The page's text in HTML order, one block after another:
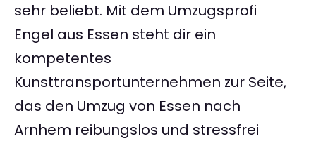
sehr beliebt. Mit dem Umzugsprofi
Engel aus Essen steht dir ein
kompetentes
Kunsttransportunternehmen zur Seite,
das den Umzug von Essen nach
Arnhem reibungslos und stressfrei